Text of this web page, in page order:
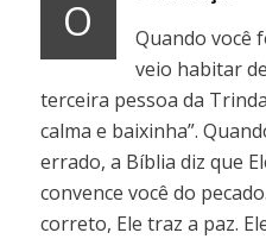
O
Quando você
veio habitar
terceira pessoa da
calma e baixinha”.
errado, a Bíblia diz que
convence você do
correto, Ele traz a paz.